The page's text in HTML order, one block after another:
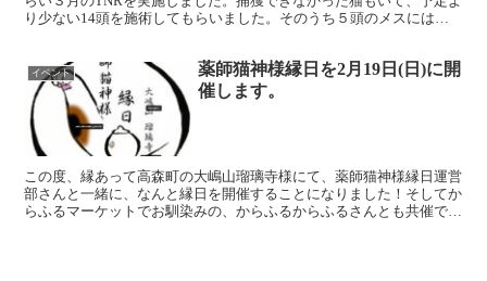
り少ない14頭を施術してもらいました。そのうち５頭のメスには妊
イベント
薬師猫神様縁日を2月19日(日)に開
催します。
この度、縁あって高森町の大嶋山瑠璃寺様にて、薬師猫神様縁日運営
部さんと一緒に、なんと縁日を開催することになりました！そしてか
らふるマーケットでお馴染みの、からふるからふるさんとも共催で